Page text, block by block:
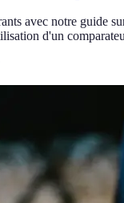
avec notre guide
d'un